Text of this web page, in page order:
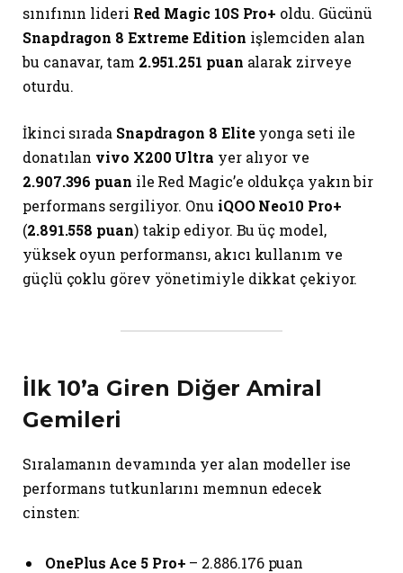
sınıfının lideri Red Magic 10S Pro+ oldu. Gücünü
Snapdragon 8 Extreme Edition işlemciden alan
bu canavar, tam 2.951.251 puan alarak zirveye
oturdu.
İkinci sırada Snapdragon 8 Eliteyonga seti ile
donatılan vivo X200 Ultra yer alıyor ve
2.907.396 puan ile Red Magic’e oldukça yakın bir
performans sergiliyor. Onu iQOO Neo10 Pro+
(2.891.558 puan) takip ediyor. Bu üç model,
yüksek oyun performansı, akıcı kullanım ve
güçlü çoklu görev yönetimiyle dikkat çekiyor.
İlk 10’a Giren Diğer Amiral
Gemileri
Sıralamanın devamında yer alan modeller ise
performans tutkunlarını memnun edecek
cinsten:
OnePlus Ace 5 Pro+ – 2.886.176 puan